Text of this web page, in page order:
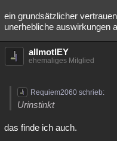
ein grundsätzlicher
unerhebliche auswirkungen
allmotlEY
ehemaliges Mitglied
Requiem2060 schrieb:
Urinstinkt
das finde ich auch.